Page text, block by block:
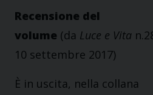
Recensione del
volume (da Luce e Vita
10 settembre 2017)
È in uscita, nella collana